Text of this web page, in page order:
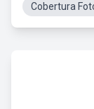
Cobertura